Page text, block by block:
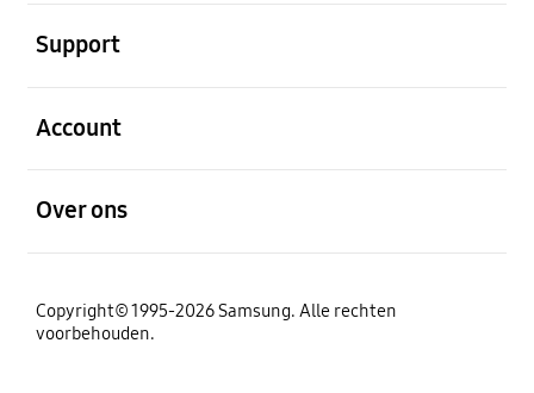
Support
Account
Over ons
Copyright© 1995-2026 Samsung. Alle rechten
voorbehouden.